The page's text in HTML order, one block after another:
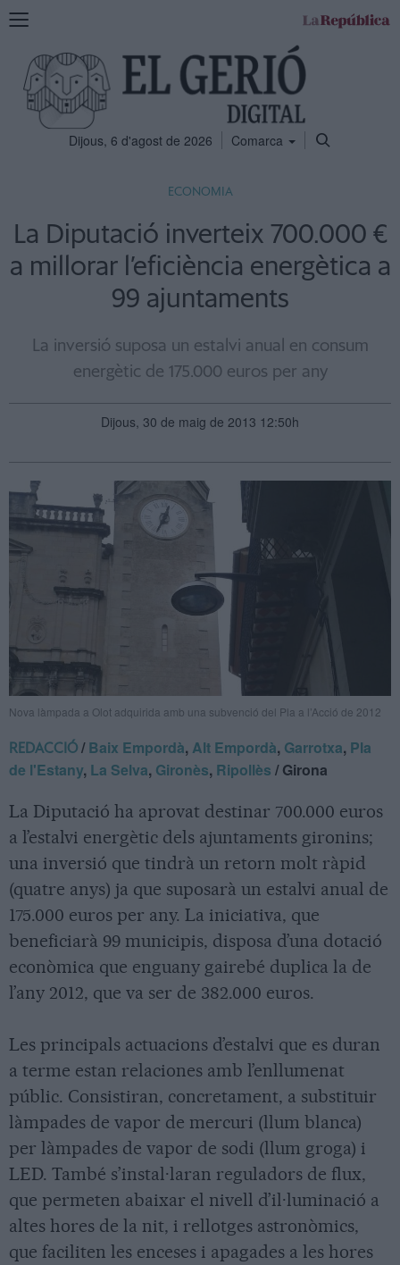
Mostra
navegació
Dijous, 6 d'agost de 2026 Comarca
ECONOMIA
La Diputació inverteix 700.000 €
a millorar l’eficiència energètica a
99 ajuntaments
La inversió suposa un estalvi anual en consum
energètic de 175.000 euros per any
Dijous, 30 de maig de 2013 12:50h
Nova làmpada a Olot adquirida amb una subvenció del Pla a l’Acció de 2012
REDACCIÓ /Baix Empordà, Alt Empordà, Garrotxa, Pla
de l'Estany, La Selva, Gironès, Ripollès / Girona
La Diputació ha aprovat destinar 700.000 euros
a l’estalvi energètic dels ajuntaments gironins;
una inversió que tindrà un retorn molt ràpid
(quatre anys) ja que suposarà un estalvi anual de
175.000 euros per any. La iniciativa, que
beneficiarà 99 municipis, disposa d’una dotació
econòmica que enguany gairebé duplica la de
l’any 2012, que va ser de 382.000 euros.
Les principals actuacions d’estalvi que es duran
a terme estan relaciones amb l’enllumenat
públic. Consistiran, concretament, a substituir
làmpades de vapor de mercuri (llum blanca)
per làmpades de vapor de sodi (llum groga) i
LED. També s’instal·laran reguladors de flux,
que permeten abaixar el nivell d’il·luminació a
altes hores de la nit, i rellotges astronòmics,
que faciliten les enceses i apagades a les hores